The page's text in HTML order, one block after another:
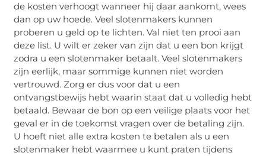
de kosten verhoogt wanneer hij daar aankomt, wees
dan op uw hoede. Veel slotenmakers kunnen
proberen u geld op te lichten. Val niet ten prooi aan
deze list. U wilt er zeker van zijn dat u een bon krijgt
zodra u een slotenmaker betaalt. Veel slotenmakers
zijn eerlijk, maar sommige kunnen niet worden
vertrouwd. Zorg er dus voor dat u een
ontvangstbewijs hebt waarin staat dat u volledig hebt
betaald. Bewaar de bon op een veilige plaats voor het
geval er in de toekomst vragen over de betaling zijn.
U hoeft niet alle extra kosten te betalen als u een
slotenmaker hebt waarmee u kunt praten tijdens